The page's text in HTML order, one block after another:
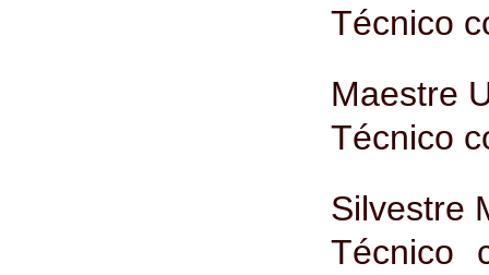
Técnico
Maestre
Técnico
Silvestre
Técnico